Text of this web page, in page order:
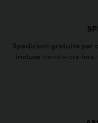
Spedizioni gratuite per
inclusa tramite corriere.